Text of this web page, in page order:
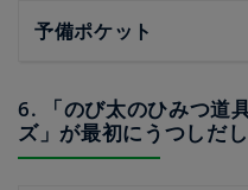
予備ポケット
6. 「のび太のひみつ道
ズ」が最初にうつしだ